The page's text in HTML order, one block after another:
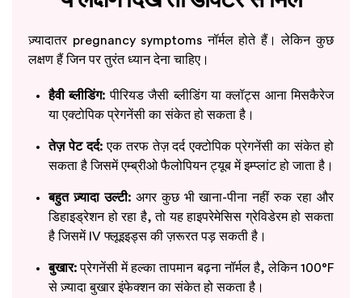
ज़्यादातर pregnancy symptoms नॉर्मल होते हैं। लेकिन कुछ
लक्षण हैं जिन पर तुरंत ध्यान देना चाहिए।
हैवी ब्लीडिंग: पीरियड जैसी ब्लीडिंग या क्लॉट्स आना मिसकैरेज
या एक्टोपिक प्रेगनेंसी का संकेत हो सकता है।
तेज़ पेट दर्द:एक तरफ तेज़ दर्द एक्टोपिक प्रेगनेंसी का संकेत हो
सकता है जिसमें एम्ब्रीओ फैलोपियन ट्यूब में इम्प्लांट हो जाता है।
बहुत ज़्यादा उल्टी:अगर कुछ भी खाना-पीना नहीं रुक रहा और
डिहाइड्रेशन हो रहा है, तो यह हाइपरेमेसिस ग्रेविडेरम हो सकता
है जिसमें IV फ्लूइइड्स की ज़रूरत पड़ सकती है।
बुखार:प्रेगनेंसी में हल्का तापमान बढ़ना नॉर्मल है, लेकिन 100°F
से ज़्यादा बुखार इंफेक्शन का संकेत हो सकता है।